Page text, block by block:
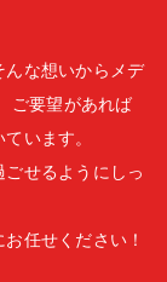
んな想いからメデ
ご要望があれば
います。
せるようにしっ
任せください！